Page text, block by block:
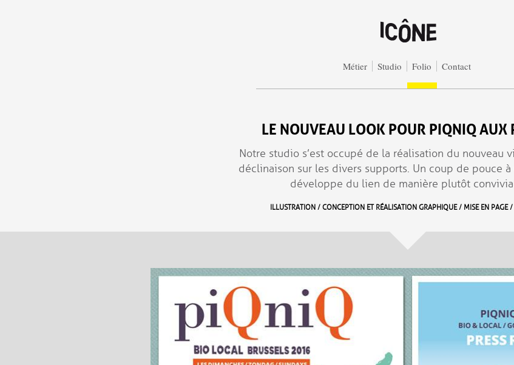
Métier Studio Folio Contact
LE NOUVEAU LOOK POUR PIQNIQ AUX
Notre studio s’est occupé de la réalisation du nouveau
déclinaison sur les divers supports. Un coup de pouce
développe du lien de manière plutôt
ILLUSTRATION / CONCEPTION ET RÉALISATION GRAPHIQUE / MISE EN PAGE /